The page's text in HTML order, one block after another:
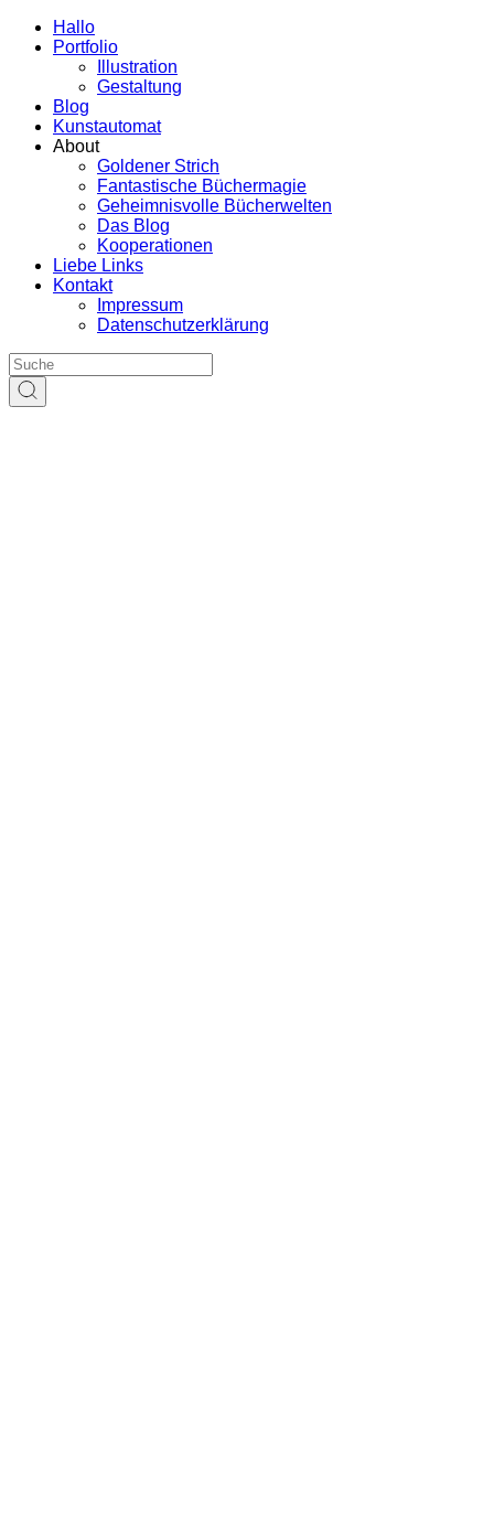
Hallo
Portfolio
Illustration
Gestaltung
Blog
Kunstautomat
About
Goldener Strich
Fantastische Büchermagie
Geheimnisvolle Bücherwelten
Das Blog
Kooperationen
Liebe Links
Kontakt
Impressum
Datenschutzerklärung